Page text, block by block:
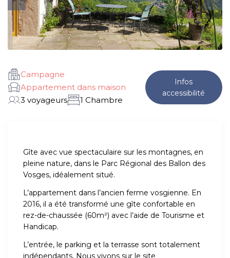
Campagne
Appartement dans maison
3 voyageurs
1 Chambre
Infos
accessibilité
Gîte avec vue spectaculaire sur les montagnes, en
pleine nature, dans le Parc Régional des Ballon des
Vosges, idéalement situé.
L’appartement dans l’ancien ferme vosgienne. En
2016, il a été transformé une gîte confortable en
rez-de-chaussée (60m²) avec l’aide de Tourisme et
Handicap.
L’entrée, le parking et la terrasse sont totalement
indépendants. Nous vivons sur le site